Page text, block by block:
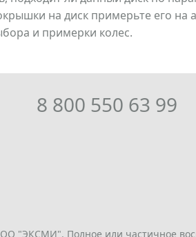
на диск примерьте его на
и примерки колес.
8 800 550 63 99
"ЭКСМИ". Полное или частичное